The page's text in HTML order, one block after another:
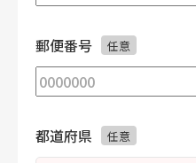
郵便番号 任意
都道府県 任意